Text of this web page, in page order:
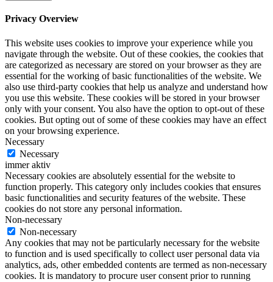
Privacy Overview
This website uses cookies to improve your experience while you
navigate through the website. Out of these cookies, the cookies that
are categorized as necessary are stored on your browser as they are
essential for the working of basic functionalities of the website. We
also use third-party cookies that help us analyze and understand how
you use this website. These cookies will be stored in your browser
only with your consent. You also have the option to opt-out of these
cookies. But opting out of some of these cookies may have an effect
on your browsing experience.
Necessary
Necessary
immer aktiv
Necessary cookies are absolutely essential for the website to
function properly. This category only includes cookies that ensures
basic functionalities and security features of the website. These
cookies do not store any personal information.
Non-necessary
Non-necessary
Any cookies that may not be particularly necessary for the website
to function and is used specifically to collect user personal data via
analytics, ads, other embedded contents are termed as non-necessary
cookies. It is mandatory to procure user consent prior to running